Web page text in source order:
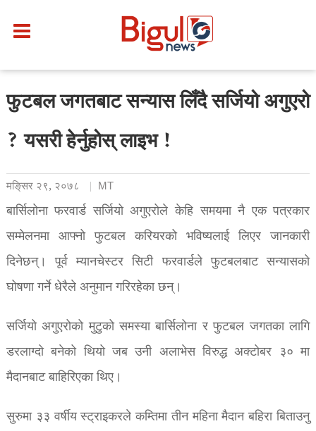
फुटबल जगतबाट सन्यास लिँदै सर्जियो अगुएरो
? यसरी हेर्नुहोस् लाइभ !
मङि्सर २९, २०७८ MT
बार्सिलोना फरवार्ड सर्जियो अगुएरोले केहि समयमा नै एक पत्रकार
सम्मेलनमा आफ्नो फुटबल करियरको भविष्यलाई लिएर जानकारी
दिनेछन्। पूर्व म्यानचेस्टर सिटी फरवार्डले फुटबलबाट सन्यासको
घोषणा गर्ने धेरैले अनुमान गरिरहेका छन्।
सर्जियो अगुएरोको मुटुको समस्या बार्सिलोना र फुटबल जगतका लागि
डरलाग्दो बनेको थियो जब उनी अलाभेस विरुद्ध अक्टोबर ३० मा
मैदानबाट बाहिरिएका थिए।
सुरुमा ३३ वर्षीय स्ट्राइकरले कम्तिमा तीन महिना मैदान बहिरा बिताउनु